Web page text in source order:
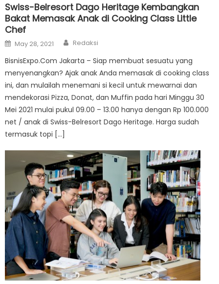
Swiss-Belresort Dago Heritage Kembangkan
Bakat Memasak Anak di Cooking Class Little
Chef
Posted
on
May 28, 2021 Author
Redaksi
BisnisExpo.Com Jakarta – Siap membuat sesuatu yang
menyenangkan? Ajak anak Anda memasak di cooking class
ini, dan mulailah menemani si kecil untuk mewarnai dan
mendekorasi Pizza, Donat, dan Muffin pada hari Minggu 30
Mei 2021 mulai pukul 09.00 – 13.00 hanya dengan Rp 100.000
net / anak di Swiss-Belresort Dago Heritage. Harga sudah
termasuk topi […]